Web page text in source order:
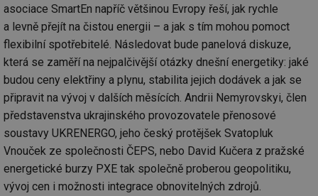
asociace SmartEn napříč většinou Evropy řeší, jak rychle
a levně přejít na čistou energii – a jak s tím mohou pomoct
flexibilní spotřebitelé. Následovat bude panelová diskuze,
která se zaměří na nejpalčivější otázky dnešní energetiky: jaké
budou ceny elektřiny a plynu, stabilita jejich dodávek a jak se
připravit na vývoj v dalších měsících. Andrii Nemyrovskyi, člen
představenstva ukrajinského provozovatele přenosové
soustavy UKRENERGO, jeho český protějšek Svatopluk
Vnouček ze společnosti ČEPS, nebo David Kučera z pražské
energetické burzy PXE tak společně proberou geopolitiku,
vývoj cen i možnosti integrace obnovitelných zdrojů.